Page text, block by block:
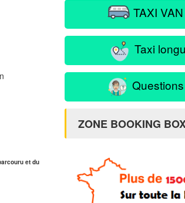
et du
TAXI
Taxi
ZONE BOOKING